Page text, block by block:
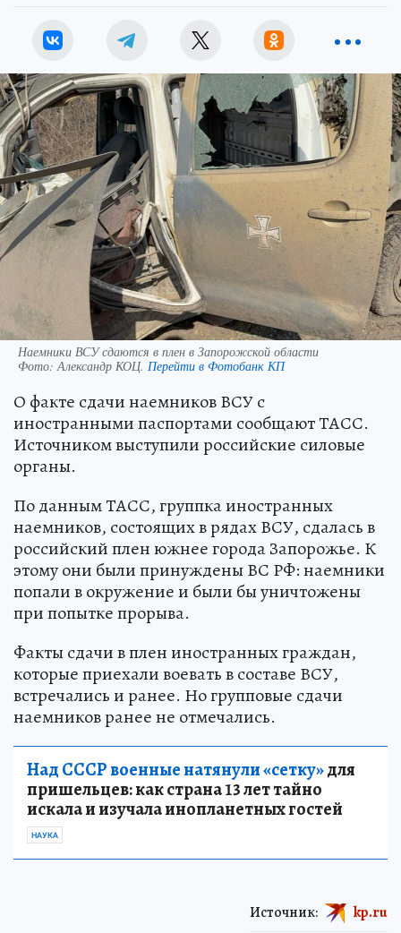
Наемники ВСУ сдаются в плен в Запорожской области
Фото:Александр КОЦ. Перейти в Фотобанк КП
О факте сдачи наемников ВСУ с
иностранными паспортами сообщают ТАСС.
Источником выступили российские силовые
органы.
По данным ТАСС, группка иностранных
наемников, состоящих в рядах ВСУ, сдалась в
российский плен южнее города Запорожье. К
этому они были принуждены ВС РФ: наемники
попали в окружение и были бы уничтожены
при попытке прорыва.
Факты сдачи в плен иностранных граждан,
которые приехали воевать в составе ВСУ,
встречались и ранее. Но групповые сдачи
наемников ранее не отмечались.
Над СССР военные натянули «сетку»для
пришельцев: как страна 13 лет тайно
искала и изучала инопланетных гостей
НАУКА
Источник: kp.ru